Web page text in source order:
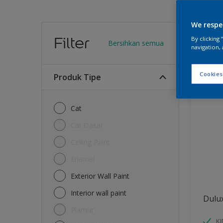
Filter Bersihkan semua
Produk Tipe
Cat
Exterior Wall Paint
Interior wall paint
We
By clicking
navigation,